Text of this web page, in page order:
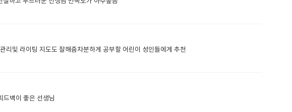
리및 라이팅 지도도 잘해줌차분하게 공부할 어린이 성인들에게 추천
백이 좋은 선생님